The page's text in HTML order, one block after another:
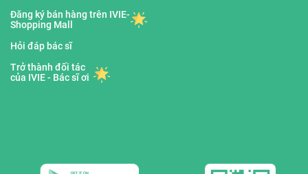
Đăng ký bán hàng trên IVIE-
Shopping Mall
Hỏi đáp bác sĩ
Trở thành đối tác
của IVIE - Bác sĩ ơi